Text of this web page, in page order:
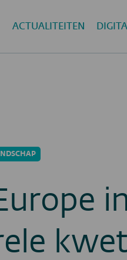
ACTUALITEITEN